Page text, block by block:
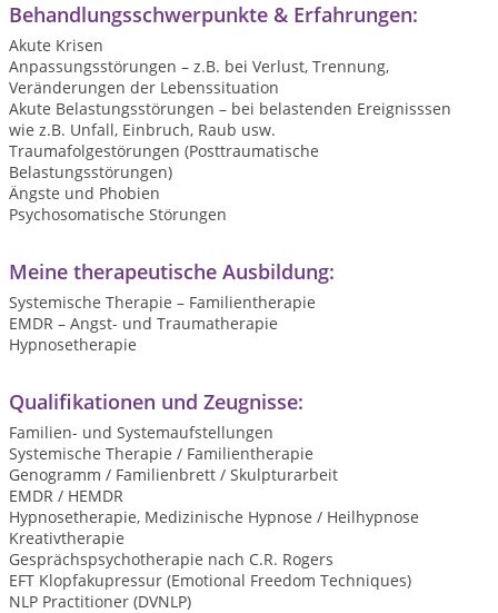
Behandlungsschwerpunkte & Erfahrungen:
Akute Krisen
Anpassungsstörungen – z.B. bei Verlust, Trennung,
Veränderungen der Lebenssituation
Akute Belastungsstörungen – bei belastenden Ereignisssen
wie z.B. Unfall, Einbruch, Raub usw.
Traumafolgestörungen (Posttraumatische
Belastungsstörungen)
Ängste und Phobien
Psychosomatische Störungen
Meine therapeutische Ausbildung:
Systemische Therapie – Familientherapie
EMDR – Angst- und Traumatherapie
Hypnosetherapie
Qualifikationen und Zeugnisse:
Familien- und Systemaufstellungen
Systemische Therapie / Familientherapie
Genogramm / Familienbrett / Skulpturarbeit
EMDR / HEMDR
Hypnosetherapie, Medizinische Hypnose / Heilhypnose
Kreativtherapie
Gesprächspsychotherapie nach C.R. Rogers
EFT Klopfakupressur (Emotional Freedom Techniques)
NLP Practitioner (DVNLP)